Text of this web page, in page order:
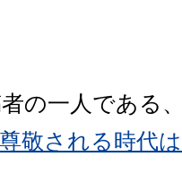
の一人である
尊敬される時代